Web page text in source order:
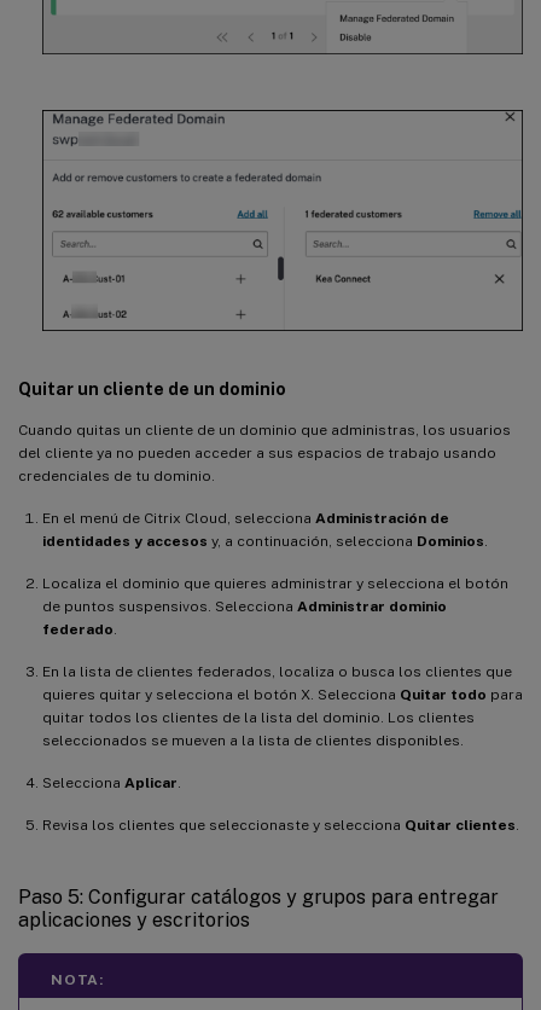
Quitar un cliente de un dominio
Cuando quitas un cliente de un dominio que administras, los usuarios
del cliente ya no pueden acceder a sus espacios de trabajo usando
credenciales de tu dominio.
En el menú de Citrix Cloud, selecciona Administración de
identidades y accesos y, a continuación, selecciona Dominios.
Localiza el dominio que quieres administrar y selecciona el botón
de puntos suspensivos. Selecciona Administrar dominio
federado.
En la lista de clientes federados, localiza o busca los clientes que
quieres quitar y selecciona el botón X. Selecciona Quitar todo para
quitar todos los clientes de la lista del dominio. Los clientes
seleccionados se mueven a la lista de clientes disponibles.
Selecciona Aplicar.
Revisa los clientes que seleccionaste y selecciona Quitar clientes.
Paso 5: Configurar catálogos y grupos para entregar
aplicaciones y escritorios
NOTA: